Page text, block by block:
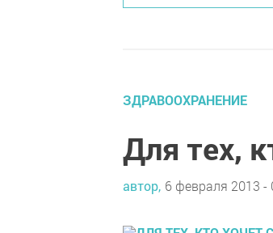
ЗДРАВООХРАНЕНИЕ
Для тех,
автор, 6 февраля 2013 -